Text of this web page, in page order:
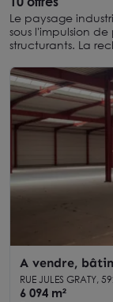
Le paysage
sous l'impulsion
structurants. La
reconversion de
parcs d'activités
bénéficie d'une
du département
côtoient
exigences
A vendre,
RUE JULES GRATY,
6 094 m²